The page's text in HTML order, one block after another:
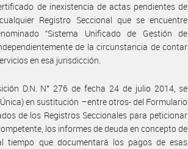
de inexistencia de actas pendientes de
Registro Seccional que se encuentre
“Sistema Unificado de Gestión de
de la circunstancia de contar
en esa jurisdicción.
D.N. N° 276 de fecha 24 de julio 2014, se
en sustitución –entre otros- del Formulario
de los Registros Seccionales para peticionar
los informes de deuda en concepto de
tiempo que documentará los pagos de esas